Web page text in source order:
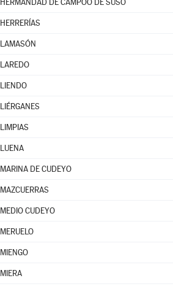
HERMANDAD DE CAMPOO DE SUSO
HERRERÍAS
LAMASÓN
LAREDO
LIENDO
LIÉRGANES
LIMPIAS
LUENA
MARINA DE CUDEYO
MAZCUERRAS
MEDIO CUDEYO
MERUELO
MIENGO
MIERA